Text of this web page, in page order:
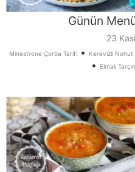
Günün
23
Minestrone Çorba Tarifi • Kerevizli Nohut
• Elmalı